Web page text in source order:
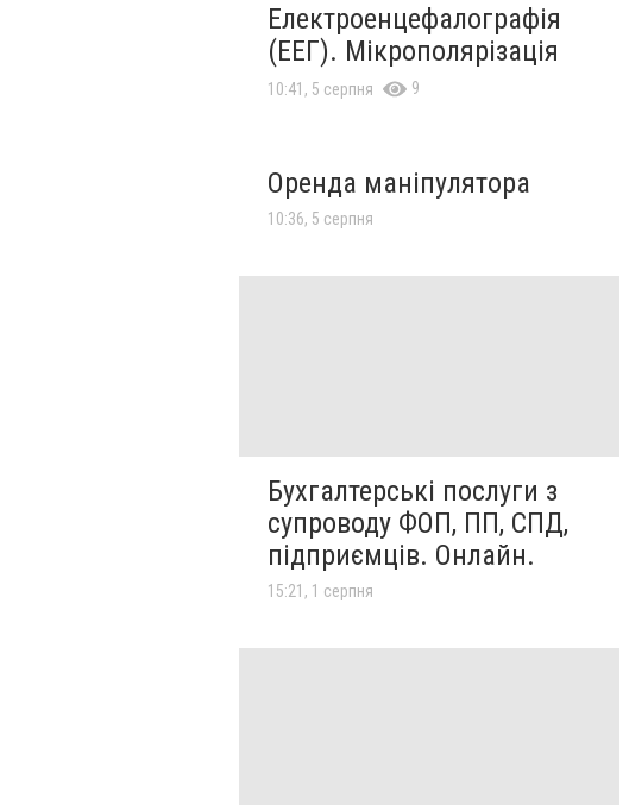
Електроенцефалографія
(ЕЕГ). Мікрополярізація
10:41, 5 серпня 9
Оренда маніпулятора
10:36, 5 серпня
Бухгалтерські послуги з
супроводу ФОП, ПП, СПД,
підприємців. Онлайн.
15:21, 1 серпня